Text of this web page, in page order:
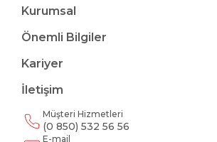
Kurumsal
Önemli Bilgiler
Kariyer
İletişim
Müşteri Hizmetleri
(0 850) 532 56 56
E-mail